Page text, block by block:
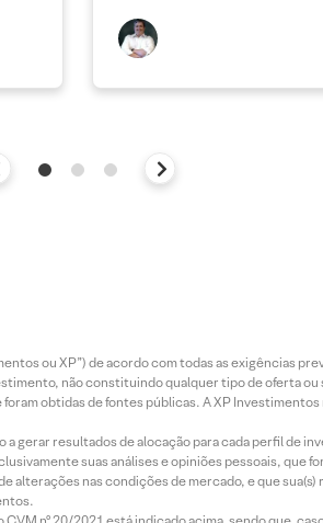
ou XP”) de acordo com todas as exigências
não constituindo qualquer tipo de oferta
obtidas de fontes públicas. A XP
gerar resultados de alocação para cada perfil de
suas análises e opiniões pessoais, que
alterações nas condições de mercado, e que